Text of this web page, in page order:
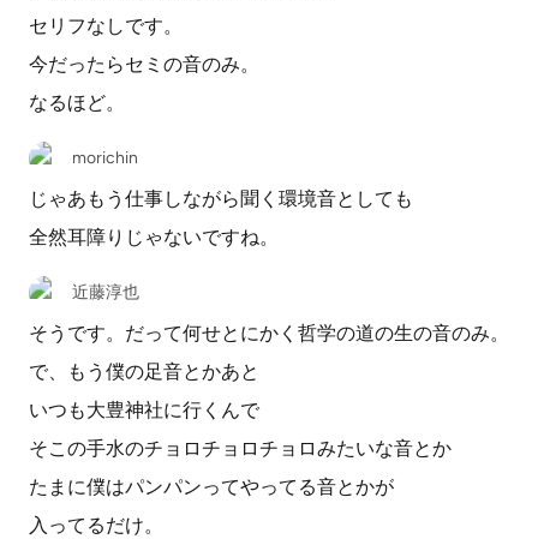
セリフなしです。
今だったらセミの音のみ。
なるほど。
morichin
じゃあもう仕事しながら聞く環境音としても
全然耳障りじゃないですね。
近藤淳也
そうです。だって何せとにかく哲学の道の生の音のみ。
で、もう僕の足音とかあと
いつも大豊神社に行くんで
そこの手水のチョロチョロチョロみたいな音とか
たまに僕はパンパンってやってる音とかが
入ってるだけ。